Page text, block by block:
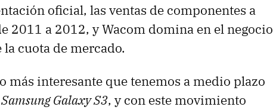
oficial, las ventas de componentes a
2011 a 2012, y Wacom domina en el negocio
cuota de mercado.
más interesante que tenemos a medio plazo
Galaxy S3, y con este movimiento